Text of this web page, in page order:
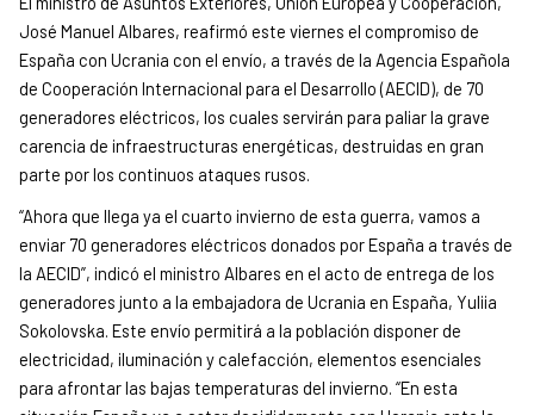
José Manuel Albares, reafirmó este viernes el compromiso de
España con Ucrania con el envío, a través de la Agencia Española
de Cooperación Internacional para el Desarrollo (AECID), de 70
generadores eléctricos, los cuales servirán para paliar la grave
carencia de infraestructuras energéticas, destruidas en gran
parte por los continuos ataques rusos.
“Ahora que llega ya el cuarto invierno de esta guerra, vamos a
enviar 70 generadores eléctricos donados por España a través de
la AECID”, indicó el ministro Albares en el acto de entrega de los
generadores junto a la embajadora de Ucrania en España, Yuliia
Sokolovska. Este envío permitirá a la población disponer de
electricidad, iluminación y calefacción, elementos esenciales
para afrontar las bajas temperaturas del invierno. “En esta